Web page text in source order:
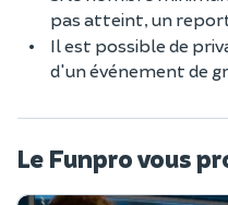
pas atteint, un
Il est possible de
d'un événement de
Le Funpro vous